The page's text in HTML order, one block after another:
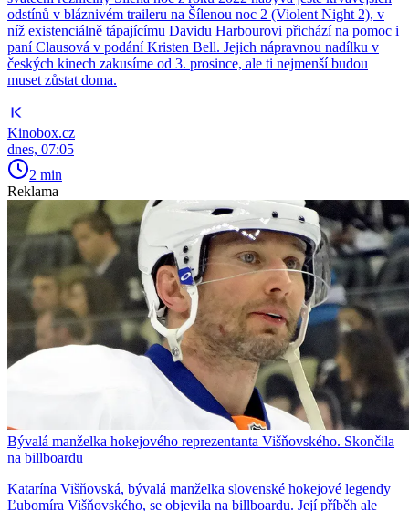
odstínů v bláznivém traileru na Šílenou noc 2 (Violent Night 2), v
níž existenciálně tápajícímu Davidu Harbourovi přichází na pomoc i
paní Clausová v podání Kristen Bell. Jejich nápravnou nadílku v
českých kinech zakusíme od 3. prosince, ale ti nejmenší budou
muset zůstat doma.
Kinobox.cz
dnes, 07:05
2 min
Reklama
Bývalá manželka hokejového reprezentanta Višňovského. Skončila
na billboardu
Katarína Višňovská, bývalá manželka slovenské hokejové legendy
Ľubomíra Višňovského, se objevila na billboardu. Její příběh ale